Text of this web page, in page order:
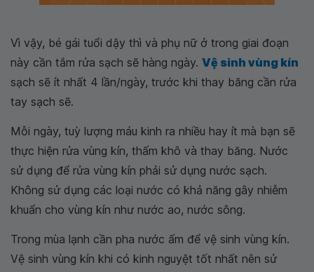
Vì vậy, bé gái tuổi dậy thì và phụ nữ ở trong giai đoạn
này cần tắm rửa sạch sẽ hàng ngày. Vệ sinh vùng kín
sạch sẽ ít nhất 4 lần/ngày, trước khi thay băng cần rửa
tay sạch sẽ.
Mỗi ngày, tuỳ lượng máu kinh ra nhiều hay ít mà bạn sẽ
thực hiện rửa vùng kín, thấm khô và thay băng. Nước
sử dụng để rửa vùng kín phải sử dụng nước sạch.
Không sử dụng các loại nước có khả năng gây nhiễm
khuẩn cho vùng kín như nước ao, nước sông.
Trong mùa lạnh cần pha nước ấm để vệ sinh vùng kín.
Vệ sinh vùng kín khi có kinh nguyệt tốt nhất nên sử